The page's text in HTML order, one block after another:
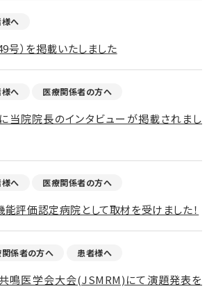
様へ
号）を掲載いたしました
様へ 医療関係者の方へ
当院院長のインタビューが掲載されまし
様へ 医療関係者の方へ
評価認定病院として取材を受けました！
関係者の方へ 患者様へ
鳴医学会大会(JSMRM)にて演題発表を